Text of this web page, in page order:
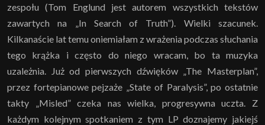
zespołu (Tom Englund jest autorem wszystkich tekstów
zawartych na „In Search of Truth”). Wielki szacunek.
Kilkanaście lat temu oniemiałam z wrażenia podczas słuchania
tego krążka i często do niego wracam, bo ta muzyka
uzależnia. Już od pierwszych dźwięków „The Masterplan”,
przez fortepianowe pejzaże „State of Paralysis”, po ostatnie
takty „Misled” czeka nas wielka, progresywna uczta. Z
każdym kolejnym spotkaniem z tym LP doznajemy jakiejś